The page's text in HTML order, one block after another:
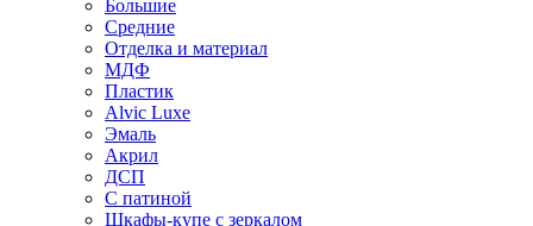
Большие
Средние
Отделка и материал
МДФ
Пластик
Alvic Luxe
Эмаль
Акрил
ДСП
С патиной
Шкафы-купе с зеркалом